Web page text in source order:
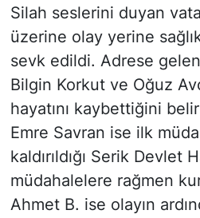
Silah seslerini duyan
üzerine olay yerine
sevk edildi. Adrese
Bilgin Korkut ve Oğuz
hayatını kaybettiğini
Emre Savran ise ilk
kaldırıldığı Serik Devlet
müdahalelere rağmen
Ahmet B. ise olayın